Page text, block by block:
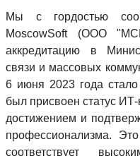
Мы с гордостью
MoscowSoft (ООО
аккредитацию в
связи и массовых
6 июня 2023 года
был присвоен статус
достижением и
профессионализма.
соответствует